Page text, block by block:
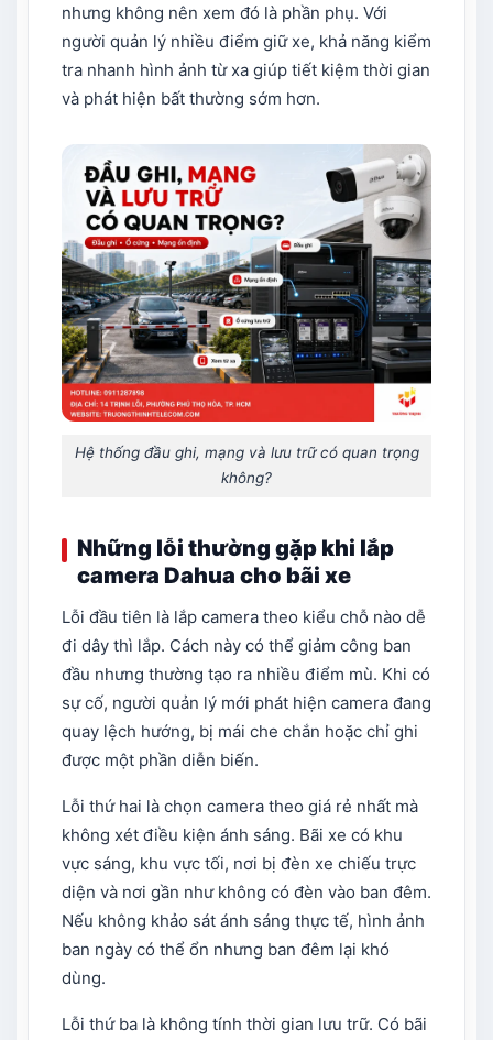
nhưng không nên xem đó là phần phụ. Với
người quản lý nhiều điểm giữ xe, khả năng kiểm
tra nhanh hình ảnh từ xa giúp tiết kiệm thời gian
và phát hiện bất thường sớm hơn.
Hệ thống đầu ghi, mạng và lưu trữ có quan trọng
không?
Những lỗi thường gặp khi lắp
camera Dahua cho bãi xe
Lỗi đầu tiên là lắp camera theo kiểu chỗ nào dễ
đi dây thì lắp. Cách này có thể giảm công ban
đầu nhưng thường tạo ra nhiều điểm mù. Khi có
sự cố, người quản lý mới phát hiện camera đang
quay lệch hướng, bị mái che chắn hoặc chỉ ghi
được một phần diễn biến.
Lỗi thứ hai là chọn camera theo giá rẻ nhất mà
không xét điều kiện ánh sáng. Bãi xe có khu
vực sáng, khu vực tối, nơi bị đèn xe chiếu trực
diện và nơi gần như không có đèn vào ban đêm.
Nếu không khảo sát ánh sáng thực tế, hình ảnh
ban ngày có thể ổn nhưng ban đêm lại khó
dùng.
Lỗi thứ ba là không tính thời gian lưu trữ. Có bãi